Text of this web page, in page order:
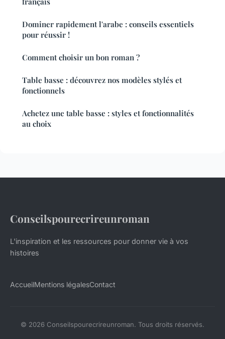
Dominer rapidement l'arabe : conseils essentiels
pour réussir !
Comment choisir un bon roman ?
Table basse : découvrez nos modèles stylés et
fonctionnels
Achetez une table basse : styles et fonctionnalités
au choix
Conseilspourecrireunroman
L'inspiration et les ressources pour donner vie à vos
histoires
AccueilMentions légalesContact
© 2026 Conseilspourecrireunroman. Tous droits réservés.